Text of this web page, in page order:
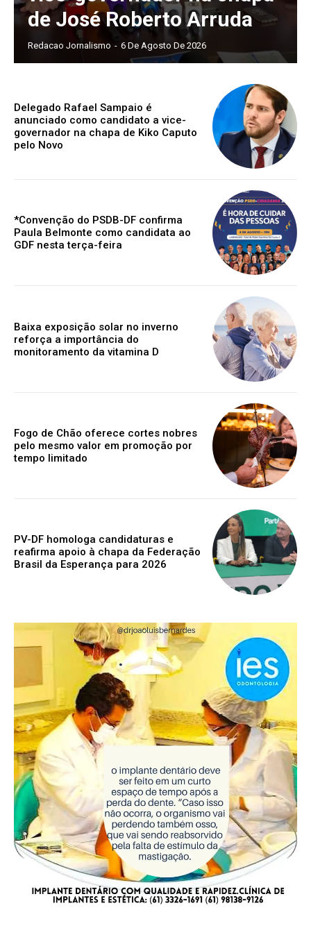
de José Roberto Arruda
Redacao Jornalismo - 6 De Agosto De 2026
Delegado Rafael Sampaio é
anunciado como candidato a vice-
governador na chapa de Kiko Caputo
pelo Novo
*Convenção do PSDB-DF confirma
Paula Belmonte como candidata ao
GDF nesta terça-feira
Baixa exposição solar no inverno
reforça a importância do
monitoramento da vitamina D
Fogo de Chão oferece cortes nobres
pelo mesmo valor em promoção por
tempo limitado
PV-DF homologa candidaturas e
reafirma apoio à chapa da Federação
Brasil da Esperança para 2026